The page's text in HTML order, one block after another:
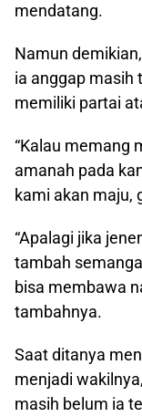
mendatang.
Namun
ia anggap masih
memiliki partai
“Kalau memang
amanah pada
kami akan maju,
“Apalagi jika
tambah
bisa membawa
tambahnya.
Saat ditanya
menjadi
masih belum ia